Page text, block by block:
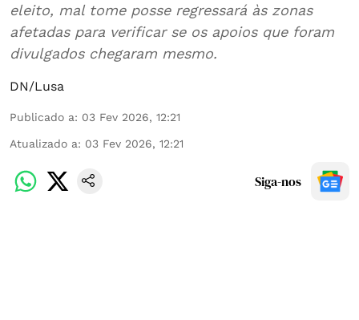
eleito, mal tome posse regressará às zonas
afetadas para verificar se os apoios que foram
divulgados chegaram mesmo.
DN/Lusa
Publicado a: 03 Fev 2026, 12:21
Atualizado a: 03 Fev 2026, 12:21
Siga-nos